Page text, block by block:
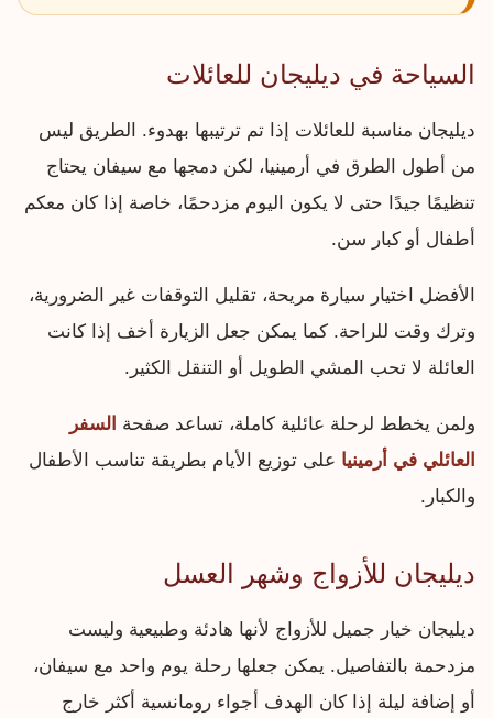
السياحة في ديليجان للعائلات
ديليجان مناسبة للعائلات إذا تم ترتيبها بهدوء. الطريق ليس
من أطول الطرق في أرمينيا، لكن دمجها مع سيفان يحتاج
تنظيمًا جيدًا حتى لا يكون اليوم مزدحمًا، خاصة إذا كان معكم
أطفال أو كبار سن.
الأفضل اختيار سيارة مريحة، تقليل التوقفات غير الضرورية،
وترك وقت للراحة. كما يمكن جعل الزيارة أخف إذا كانت
العائلة لا تحب المشي الطويل أو التنقل الكثير.
ولمن يخطط لرحلة عائلية كاملة، تساعد صفحة السفر
العائلي في أرمينيا على توزيع الأيام بطريقة تناسب الأطفال
والكبار.
ديليجان للأزواج وشهر العسل
ديليجان خيار جميل للأزواج لأنها هادئة وطبيعية وليست
مزدحمة بالتفاصيل. يمكن جعلها رحلة يوم واحد مع سيفان،
أو إضافة ليلة إذا كان الهدف أجواء رومانسية أكثر خارج